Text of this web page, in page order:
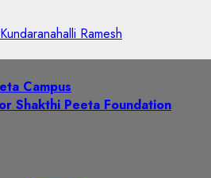
Campus
Shakthi Peeta Foundation